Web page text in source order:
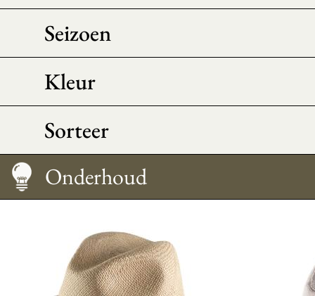
Seizoen
Kleur
Sorteer
Hoe te dragen
Morfologisch advies
Maattabel
Onderhoud